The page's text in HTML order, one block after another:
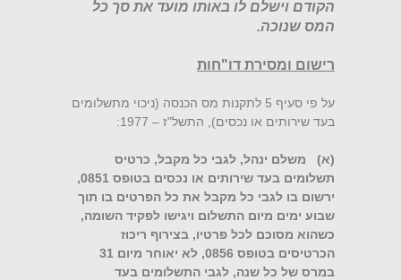
הקודם וישלם לו באותו מועד את סך כל
המס שנוכה.
רישום ומסירת דו"חות
על פי סעיף 5 לתקנות מס הכנסה (ניכוי מתשלומים
בעד שירותים או נכסים), התשל"ז – 1977:
(א) משלם ינהל, לגבי כל מקבל, כרטיס
תשלומים בעד שירותים או נכסים בטופס 0851,
ירשום בו לגבי כל מקבל את כל הפרטים בו תוך
שבוע ימים מיום התשלום ויגישו לפקיד השומה,
כשהוא מסוכם לכל פרטיו, בצירוף ריכוז
הכרטיסים בטופס 0856, לא יאוחר מיום 31
במרס של כל שנה, לגבי התשלומים בעד